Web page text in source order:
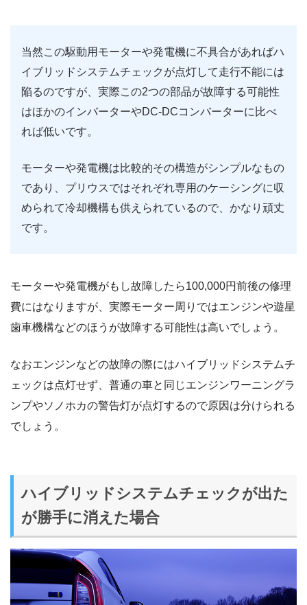
当然この駆動用モーターや発電機に不具合があればハ
イブリッドシステムチェックが点灯して走行不能には
陥るのですが、実際この2つの部品が故障する可能性
はほかのインバーターやDC-DCコンバーターに比べ
れば低いです。
モーターや発電機は比較的その構造がシンプルなもの
であり、プリウスではそれぞれ専用のケーシングに収
められて冷却機構も供えられているので、かなり頑丈
です。
モーターや発電機がもし故障したら100,000円前後の修理
費にはなりますが、実際モーター周りではエンジンや遊星
歯車機構などのほうが故障する可能性は高いでしょう。
なおエンジンなどの故障の際にはハイブリッドシステムチ
ェックは点灯せず、普通の車と同じエンジンワーニングラ
ンプやソノホカの警告灯が点灯するので原因は分けられる
でしょう。
ハイブリッドシステムチェックが出た
が勝手に消えた場合